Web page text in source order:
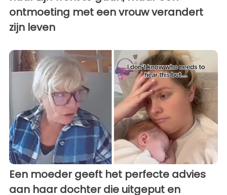
ontmoeting met een vrouw verandert
zijn leven
Een moeder geeft het perfecte advies
aan haar dochter die uitgeput en